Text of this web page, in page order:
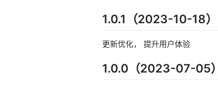
1.0.1（2023-10-18）
更新优化， 提升用户体验
1.0.0（2023-07-05